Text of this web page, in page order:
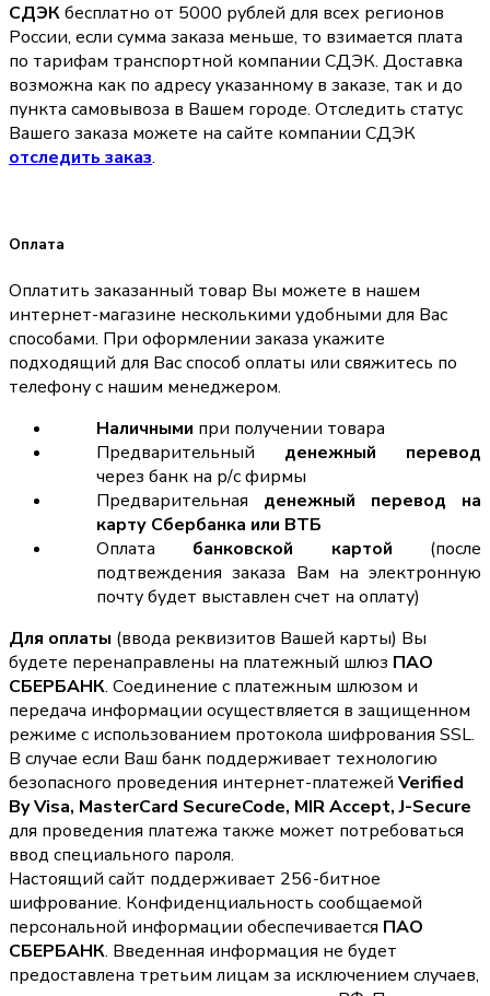
СДЭКбесплатно от 5000 рублей для всех регионов
России, если сумма заказа меньше, то взимается плата
по тарифам транспортной компании СДЭК. Доставка
возможна как по адресу указанному в заказе, так и до
пункта самовывоза в Вашем городе. Отследить статус
Вашего заказа можете на сайте компании СДЭК
отследить заказ.
Оплата
Оплатить заказанный товар Вы можете в нашем
интернет-магазине несколькими удобными для Вас
способами. При оформлении заказа укажите
подходящий для Вас способ оплаты или свяжитесь по
телефону с нашим менеджером.
Наличными при получении товара
Предварительный денежный перевод
через банк на р/с фирмы
Предварительная денежный перевод на
карту Сбербанка или ВТБ
Оплата банковской картой (после
подтвеждения заказа Вам на электронную
почту будет выставлен счет на оплату)
Для оплаты (ввода реквизитов Вашей карты) Вы
будете перенаправлены на платежный шлюз ПАО
СБЕРБАНК. Соединение с платежным шлюзом и
передача информации осуществляется в защищенном
режиме с использованием протокола шифрования SSL.
В случае если Ваш банк поддерживает технологию
безопасного проведения интернет-платежей Verified
By Visa, MasterCard SecureCode, MIR Accept, J-Secure
для проведения платежа также может потребоваться
ввод специального пароля.
Настоящий сайт поддерживает 256-битное
шифрование. Конфиденциальность сообщаемой
персональной информации обеспечивается ПАО
СБЕРБАНК. Введенная информация не будет
предоставлена третьим лицам за исключением случаев,